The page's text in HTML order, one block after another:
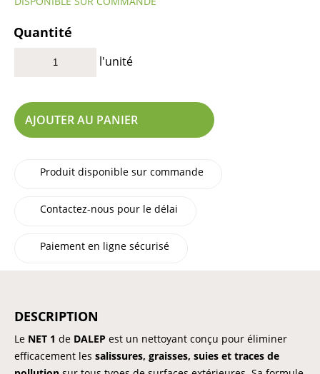
Quantité
l'unité
AJOUTER AU PANIER
Produit disponible sur commande
Contactez-nous pour le délai
Paiement en ligne sécurisé
DESCRIPTION
Le NET 1 de DALEP est un nettoyant conçu pour éliminer
efficacement les salissures, graisses, suies et traces de